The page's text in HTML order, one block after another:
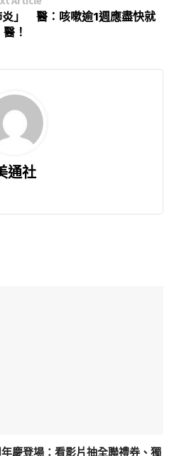
」 醫：咳嗽逾1週應盡快就
醫！
通社
慶登場：看影片抽全聯禮券、獨